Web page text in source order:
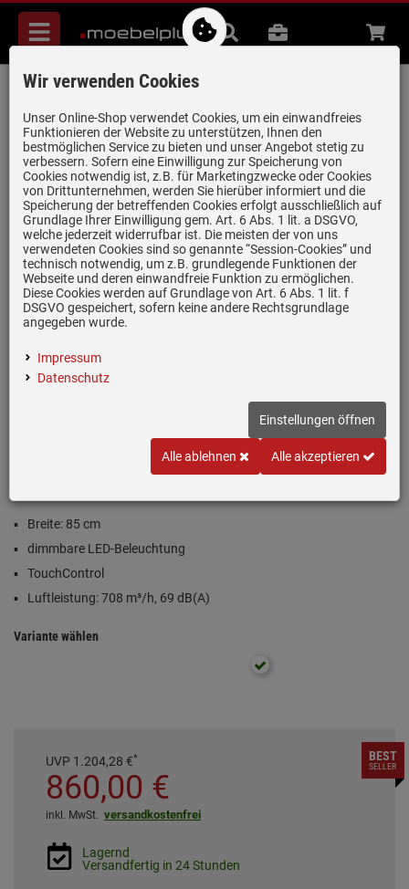
Menü
Suche
B2B Beratung
Falmec Verso Kopffreihaube 85 cm
Schwarz
Artikel-Nummer:19981183 | Herstellernummer: 103346 |
EAN:8034122368665
nur noch 3 Stück verfügbar!
Breite: 85 cm
dimmbare LED-Beleuchtung
TouchControl
Luftleistung: 708 m³/h, 69 dB(A)
Variante wählen
UVP 1.204,28 €*
860,00 €
inkl. MwSt. versandkostenfrei
Lagernd
Versandfertig in 24 Stunden
BEST
SELLER
Wir verwenden Cookies
Unser Online-Shop verwendet Cookies, um ein einwandfreies
Funktionieren der Website zu unterstützen, Ihnen den
bestmöglichen Service zu bieten und unser Angebot stetig zu
verbessern. Sofern eine Einwilligung zur Speicherung von
Cookies notwendig ist, z.B. für Marketingzwecke oder Cookies
von Drittunternehmen, werden Sie hierüber informiert und die
Speicherung der betreffenden Cookies erfolgt ausschließlich auf
Grundlage Ihrer Einwilligung gem. Art. 6 Abs. 1 lit. a DSGVO,
welche jederzeit widerrufbar ist. Die meisten der von uns
verwendeten Cookies sind so genannte “Session-Cookies” und
technisch notwendig, um z.B. grundlegende Funktionen der
Webseite und deren einwandfreie Funktion zu ermöglichen.
Diese Cookies werden auf Grundlage von Art. 6 Abs. 1 lit. f
DSGVO gespeichert, sofern keine andere Rechtsgrundlage
angegeben wurde.
Impressum
Datenschutz
Einstellungen öffnen
Alle ablehnen Alle akzeptieren